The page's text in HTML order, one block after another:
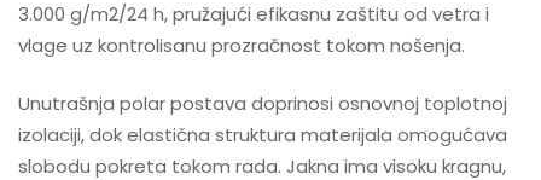
3.000 g/m2/24 h, pružajući efikasnu zaštitu od vetra i
vlage uz kontrolisanu prozračnost tokom nošenja.
Unutrašnja polar postava doprinosi osnovnoj toplotnoj
izolaciji, dok elastična struktura materijala omogućava
slobodu pokreta tokom rada. Jakna ima visoku kragnu,